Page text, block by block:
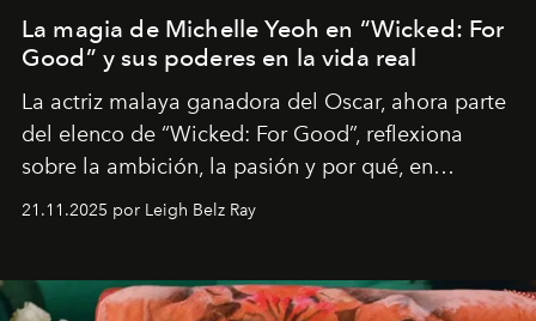
La magia de Michelle Yeoh en “Wicked: For
Good” y sus poderes en la vida real
La actriz malaya ganadora del Oscar, ahora parte
del elenco de “Wicked: For Good”, reflexiona
sobre la ambición, la pasión y por qué, en
ocasiones, la introspección puede esperar. “Es
importa si no lo entienden’”, confiesa.
21.11.2025 por Leigh Belz Ray